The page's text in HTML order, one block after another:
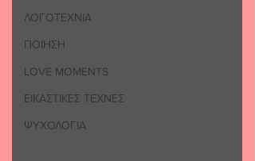
ΛΟΓΟΤΕΧΝΙΑ
ΠΟΙΗΣΗ
LOVE MOMENTS
ΕΙΚΑΣΤΙΚΕΣ ΤΕΧΝΕΣ
ΨΥΧΟΛΟΓΙΑ